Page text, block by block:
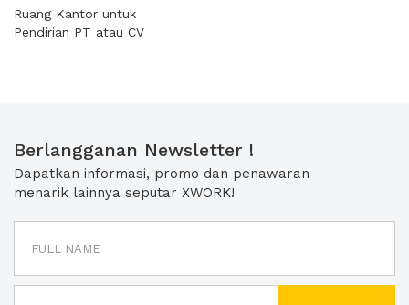
Ruang Kantor untuk
Pendirian PT atau CV
Berlangganan Newsletter !
Dapatkan informasi, promo dan penawaran
menarik lainnya seputar XWORK!